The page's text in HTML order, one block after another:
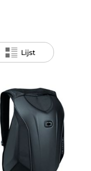
Lijst